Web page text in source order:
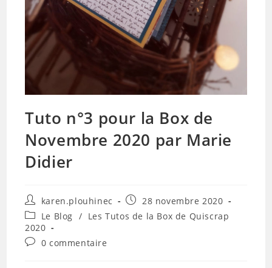
Tuto n°3 pour la Box de
Novembre 2020 par Marie
Didier
Auteur/autrice
de
la
publication :
karen.plouhinec
Publication
publiée :
28 novembre 2020
Post
category:
Le Blog / Les Tutos de la Box de Quiscrap
2020
Commentaires
0 commentaire